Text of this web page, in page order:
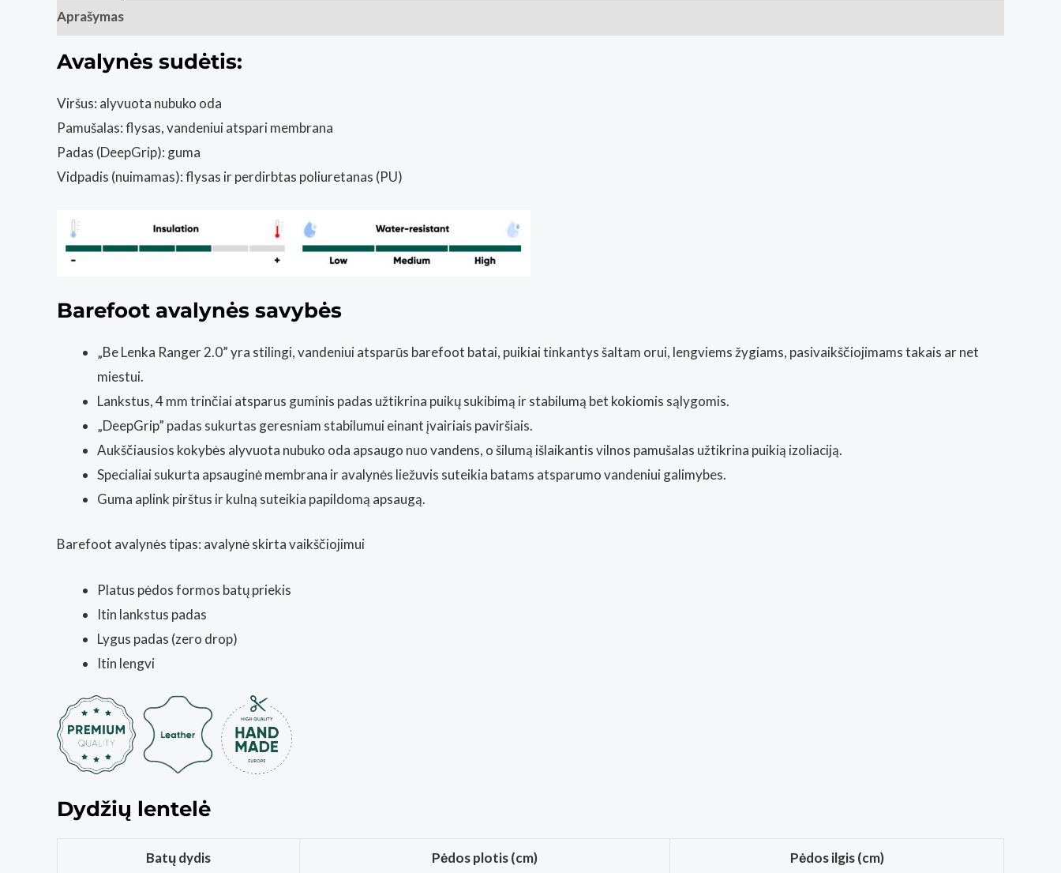
Aprašymas
Avalynės sudėtis:
Viršus: alyvuota nubuko oda
Pamušalas: flysas, vandeniui atspari membrana
Padas (DeepGrip): guma
Vidpadis (nuimamas): flysas ir perdirbtas poliuretanas (PU)
Barefoot avalynės savybės
„Be Lenka Ranger 2.0” yra stilingi, vandeniui atsparūs barefoot batai, puikiai tinkantys šaltam orui, lengviems žygiams, pasivaikščiojimams takais ar net
miestui.
Lankstus, 4 mm trinčiai atsparus guminis padas užtikrina puikų sukibimą ir stabilumą bet kokiomis sąlygomis.
„DeepGrip” padas sukurtas geresniam stabilumui einant įvairiais paviršiais.
Aukščiausios kokybės alyvuota nubuko oda apsaugo nuo vandens, o šilumą išlaikantis vilnos pamušalas užtikrina puikią izoliaciją.
Specialiai sukurta apsauginė membrana ir avalynės liežuvis suteikia batams atsparumo vandeniui galimybes.
Guma aplink pirštus ir kulną suteikia papildomą apsaugą.
Barefoot avalynės tipas: avalynė skirta vaikščiojimui
Platus pėdos formos batų priekis
Itin lankstus padas
Lygus padas (zero drop)
Itin lengvi
Dydžių lentelė
Batų dydis Pėdos plotis (cm) Pėdos ilgis (cm)